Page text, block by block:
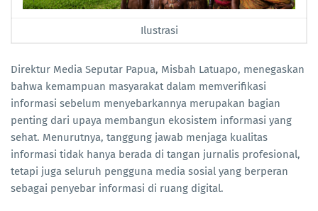
Ilustrasi
Direktur Media Seputar Papua, Misbah Latuapo, menegaskan
bahwa kemampuan masyarakat dalam memverifikasi
informasi sebelum menyebarkannya merupakan bagian
penting dari upaya membangun ekosistem informasi yang
sehat. Menurutnya, tanggung jawab menjaga kualitas
informasi tidak hanya berada di tangan jurnalis profesional,
tetapi juga seluruh pengguna media sosial yang berperan
sebagai penyebar informasi di ruang digital.